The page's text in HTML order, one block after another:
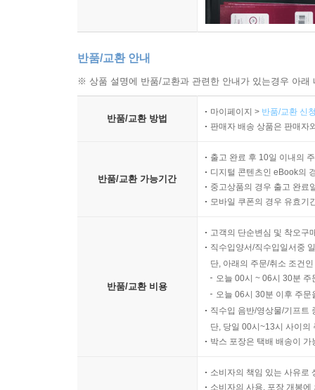
반품/교환 안내
※ 상품 설명에 반품/교환과 관련한 안내가 있는경우 아
반품/교환 방법
마이페이지 > 반품/교환 신
판매자 배송 상품은 판매자
반품/교환 가능기간
출고 완료 후 10일 이내의
디지털 콘텐츠인 eBook의
중고상품의 경우 출고 완료
모바일 쿠폰의 경우 유효기
반품/교환 비용
고객의 단순변심 및 착오구
직수입양서/직수입일서중
단, 아래의 주문/취소 조건
오늘 00시 ~ 06시 30분
오늘 06시 30분 이후 주
직수입 음반/영상물/기프트
단, 당일 00시~13시 사이의
박스 포장은 택배 배송이
소비자의 책임 있는 사유로
소비자의 사용, 포장 개봉